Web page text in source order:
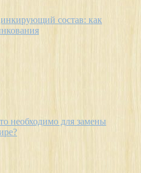
состав: как
необходимо для замены